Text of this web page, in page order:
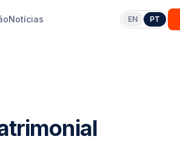
Notícias EN PT